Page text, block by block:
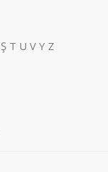
Ş T U V Y Z